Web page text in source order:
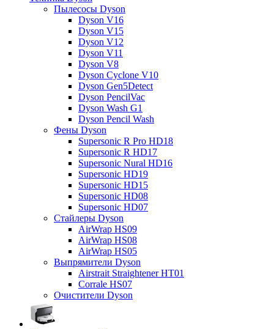
Пылесосы Dyson
Dyson V16
Dyson V15
Dyson V12
Dyson V11
Dyson V8
Dyson Cyclone V10
Dyson Gen5Detect
Dyson PencilVac
Dyson Wash G1
Dyson Pencil Wash
Фены Dyson
Supersonic R Pro HD18
Supersonic R HD17
Supersonic Nural HD16
Supersonic HD19
Supersonic HD15
Supersonic HD08
Supersonic HD07
Стайлеры Dyson
AirWrap HS09
AirWrap HS08
AirWrap HS05
Выпрямители Dyson
Airstrait Straightener HT01
Corrale HS07
Очистители Dyson